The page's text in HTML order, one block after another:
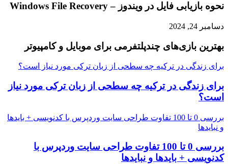
نحوه بازیابی فایل در ویندوز – Windows File Recovery
دسامبر 24, 2024
بهترین بازی‌های چندپلتفرمی برای موبایل و کامپیوتر
برای زندگی در ترکیه چه سطحی از زبان ترکی مورد نیاز است؟
برای زندگی در ترکیه چه سطحی از زبان ترکی مورد نیاز
است؟
بررسی 0 تا 100 تفاوت طراحی سایت وردپرس با کدنویسی + بایدها
و نبایدها
بررسی 0 تا 100 تفاوت طراحی سایت وردپرس با
کدنویسی + بایدها و نبایدها